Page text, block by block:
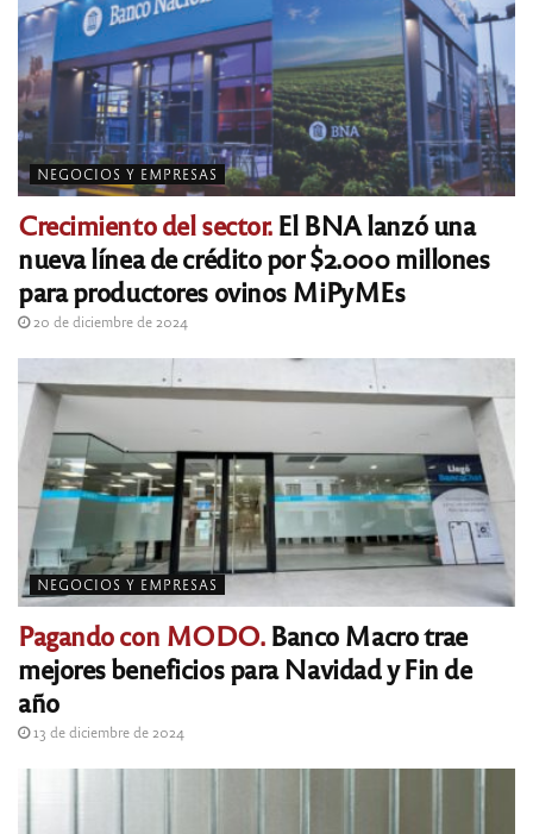
NEGOCIOS Y EMPRESAS
Crecimiento del sector.El BNA lanzó una
nueva línea de crédito por $2.000 millones
para productores ovinos MiPyMEs
20 de diciembre de 2024
NEGOCIOS Y EMPRESAS
Pagando con MODO.Banco Macro trae
mejores beneficios para Navidad y Fin de
año
13 de diciembre de 2024